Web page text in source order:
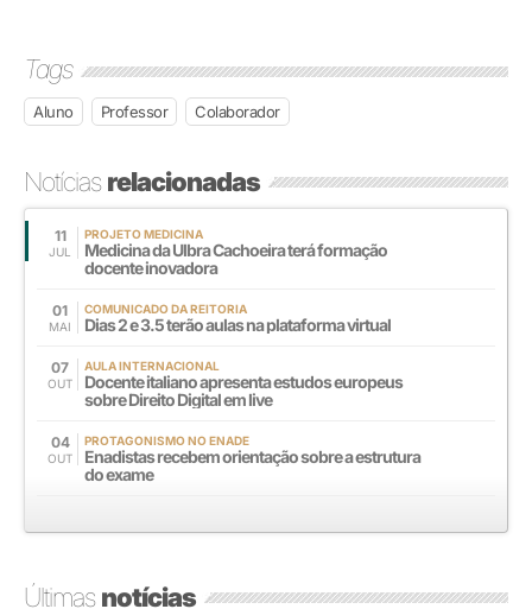
Tags
Aluno Professor Colaborador
Notíciasrelacionadas
11
JUL
PROJETO MEDICINA
Medicina da Ulbra Cachoeira terá formação
docente inovadora
01
MAI
COMUNICADO DA REITORIA
Dias 2 e 3.5 terão aulas na plataforma virtual
07
OUT
AULA INTERNACIONAL
Docente italiano apresenta estudos europeus
sobre Direito Digital em live
04
OUT
PROTAGONISMO NO ENADE
Enadistas recebem orientação sobre a estrutura
do exame
Últimasnotícias